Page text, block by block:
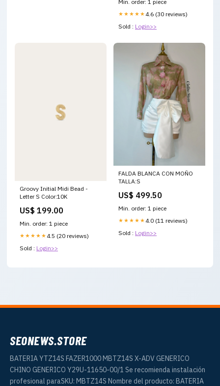
Min. order: 1 piece
★★★★★ 4.6 (30 reviews)
Sold : Login>>
Groovy Initial Midi Bead -
Letter S Color:10K
US$ 199.00
Min. order: 1 piece
★★★★★ 4.5 (20 reviews)
Sold : Login>>
FALDA BLANCA CON MOÑO
TALLA:S
US$ 499.50
Min. order: 1 piece
★★★★★ 4.0 (11 reviews)
Sold : Login>>
SEONEWS.STORE
BATERIA YTZ14S FAZER1000 MBTZ14S X-ADV GENERICO
CHINO GENERICO Y29U-11650-00/1 Se recomienda instalación
profesional paraSKU: MBTZ14S Nombre del producto: BATERIA